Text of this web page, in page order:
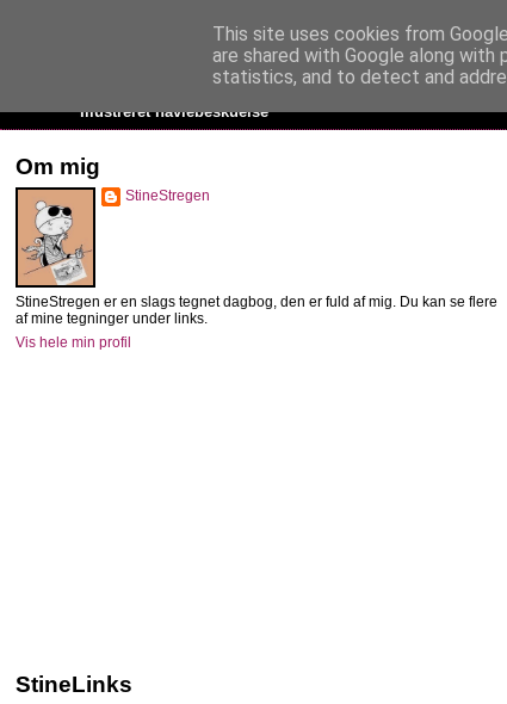
StineStregen
Illustreret navlebeskuelse
Om mig
StineStregen
StineStregen er en slags tegnet dagbog, den er fuld af mig. Du kan se flere
af mine tegninger under links.
Vis hele min profil
StineLinks
This site uses cookies from
are shared with Google along
statistics, and to detect and